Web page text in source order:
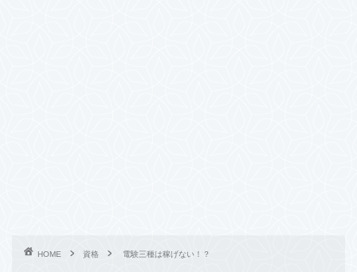
HOME 資格 電験三種は稼げない！？